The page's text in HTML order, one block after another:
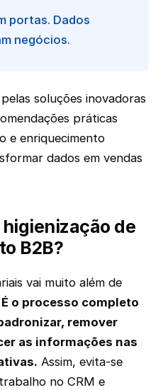
portas. Dados
negócios.
soluções inovadoras
práticas
e enriquecimento
dados em vendas
de
B2B?
vai muito além de
É o processo completo
remover
as informações nas
Assim, evita-se
no CRM e